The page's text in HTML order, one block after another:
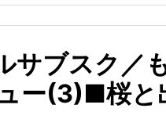
サブスク
ー(3)■桜と